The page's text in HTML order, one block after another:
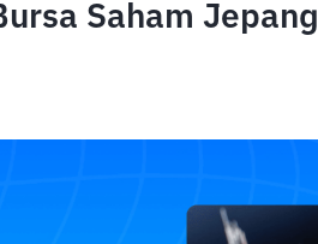
Saham Jepang